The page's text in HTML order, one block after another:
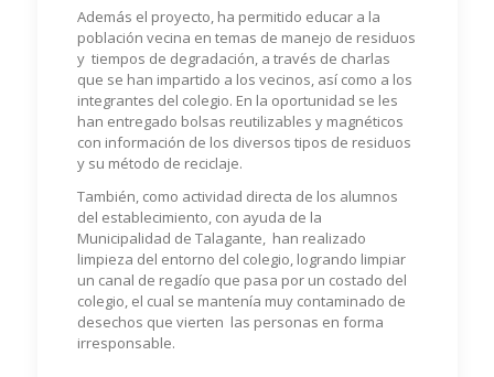
Además el proyecto, ha permitido educar a la
población vecina en temas de manejo de residuos
y tiempos de degradación, a través de charlas
que se han impartido a los vecinos, así como a los
integrantes del colegio. En la oportunidad se les
han entregado bolsas reutilizables y magnéticos
con información de los diversos tipos de residuos
y su método de reciclaje.
También, como actividad directa de los alumnos
del establecimiento, con ayuda de la
Municipalidad de Talagante, han realizado
limpieza del entorno del colegio, logrando limpiar
un canal de regadío que pasa por un costado del
colegio, el cual se mantenía muy contaminado de
desechos que vierten las personas en forma
irresponsable.